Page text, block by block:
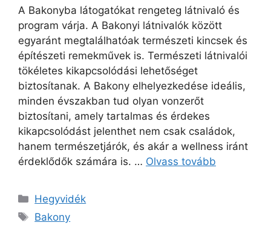
A Bakonyba látogatókat rengeteg látnivaló és
program várja. A Bakonyi látnivalók között
egyaránt megtalálhatóak természeti kincsek és
építészeti remekművek is. Természeti látnivalói
tökéletes kikapcsolódási lehetőséget
biztosítanak. A Bakony elhelyezkedése ideális,
minden évszakban tud olyan vonzerőt
biztosítani, amely tartalmas és érdekes
kikapcsolódást jelenthet nem csak családok,
hanem természetjárók, és akár a wellness iránt
érdeklődők számára is. … Olvass tovább
Kategória
Hegyvidék
Címkék
Bakony